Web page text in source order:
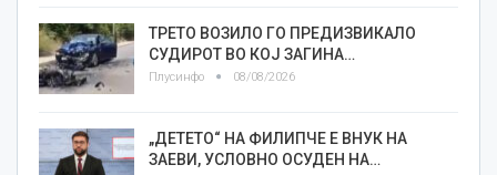
ТРЕТО ВОЗИЛО ГО ПРЕДИЗВИКАЛО
СУДИРОТ ВО КОЈ ЗАГИНА…
Плусинфо 08/08/2026
„ДЕТЕТО“ НА ФИЛИПЧЕ Е ВНУК НА
ЗАЕВИ, УСЛОВНО ОСУДЕН НА…